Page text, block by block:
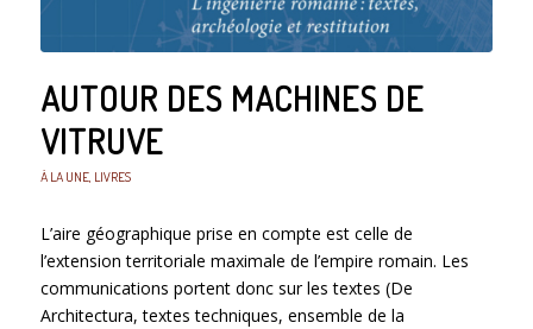
AUTOUR DES MACHINES DE
VITRUVE
À LA UNE, LIVRES
L’aire géographique prise en compte est celle de
l’extension territoriale maximale de l’empire romain. Les
communications portent donc sur les textes (De
Architectura, textes techniques, ensemble de la